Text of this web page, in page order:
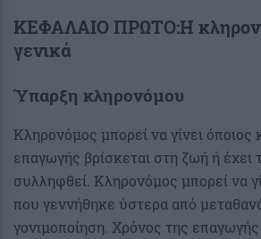
ΚΕΦΑΛΑΙΟ ΠΡΩΤΟ:Η
γενικά
Ύπαρξη κληρονόμου
Κληρονόμος μπορεί να γίνει όποιος
επαγωγής βρίσκεται στη ζωή ή έχει
συλληφθεί. Κληρονόμος μπορεί να
που γεννήθηκε ύστερα από
γονιμοποίηση. Χρόνος της επαγωγής